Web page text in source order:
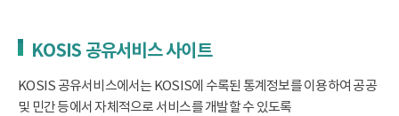
KOSIS 공유서비스 사이트
KOSIS 공유서비스에서는 KOSIS에 수록된 통계정보를 이용하여 공공
및 민간 등에서 자체적으로 서비스를 개발할 수 있도록